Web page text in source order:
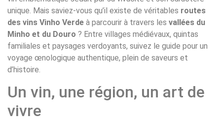
unique. Mais saviez-vous qu’il existe de véritables routes
des vins Vinho Verde à parcourir à travers les vallées du
Minho et du Douro ? Entre villages médiévaux, quintas
familiales et paysages verdoyants, suivez le guide pour un
voyage œnologique authentique, plein de saveurs et
d’histoire.
Un vin, une région, un art de
vivre